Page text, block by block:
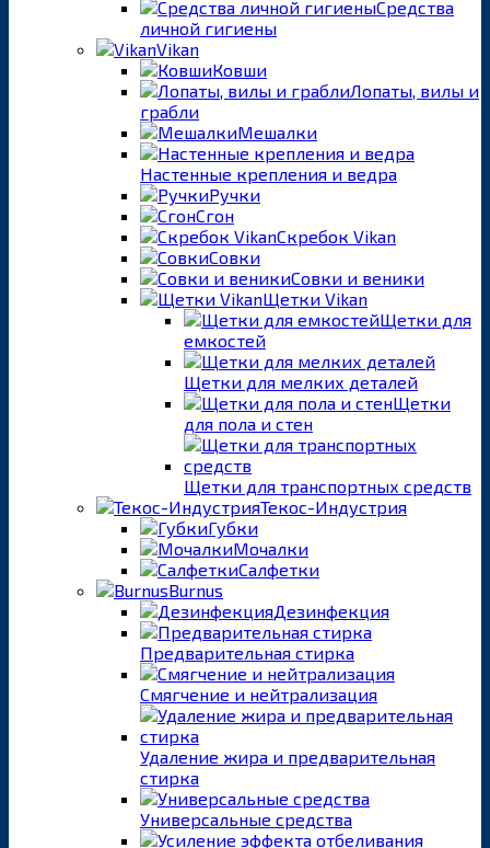
Средства
личной гигиены
Vikan
Ковши
Лопаты, вилы и
грабли
Мешалки
Настенные крепления и ведра
Ручки
Сгон
Скребок Vikan
Совки
Совки и веники
Щетки Vikan
Щетки для
емкостей
Щетки для мелких деталей
Щетки
для пола и стен
Щетки для транспортных средств
Текос-Индустрия
Губки
Мочалки
Салфетки
Burnus
Дезинфекция
Предварительная стирка
Смягчение и нейтрализация
Удаление жира и предварительная
стирка
Универсальные средства